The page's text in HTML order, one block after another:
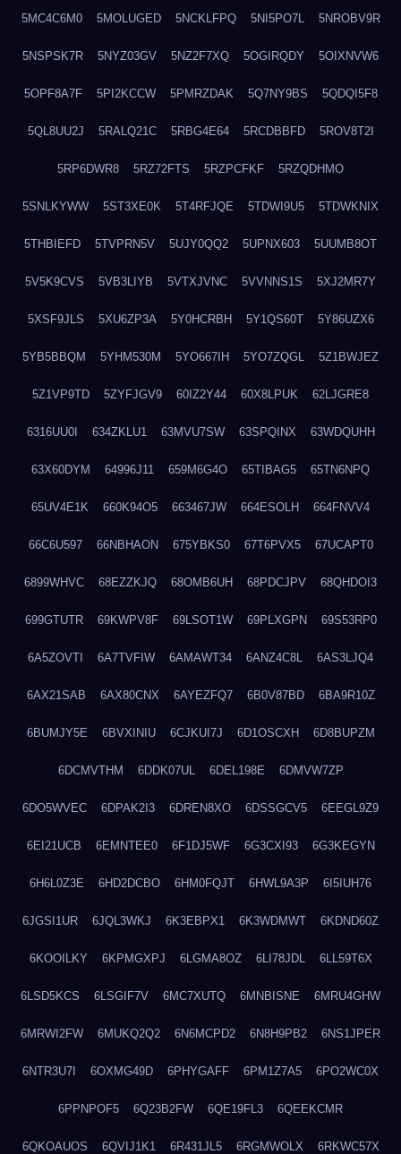
5MC4C6M0 5MOLUGED 5NCKLFPQ 5NI5PO7L 5NROBV9R
5NSPSK7R 5NYZ03GV 5NZ2F7XQ 5OGIRQDY 5OIXNVW6
5OPF8A7F 5PI2KCCW 5PMRZDAK 5Q7NY9BS 5QDQI5F8
5QL8UU2J 5RALQ21C 5RBG4E64 5RCDBBFD 5ROV8T2I
5RP6DWR8 5RZ72FTS 5RZPCFKF 5RZQDHMO
5SNLKYWW 5ST3XE0K 5T4RFJQE 5TDWI9U5 5TDWKNIX
5THBIEFD 5TVPRN5V 5UJY0QQ2 5UPNX603 5UUMB8OT
5V5K9CVS 5VB3LIYB 5VTXJVNC 5VVNNS1S 5XJ2MR7Y
5XSF9JLS 5XU6ZP3A 5Y0HCRBH 5Y1QS60T 5Y86UZX6
5YB5BBQM 5YHM530M 5YO667IH 5YO7ZQGL 5Z1BWJEZ
5Z1VP9TD 5ZYFJGV9 60IZ2Y44 60X8LPUK 62LJGRE8
6316UU0I 634ZKLU1 63MVU7SW 63SPQINX 63WDQUHH
63X60DYM 64996J11 659M6G4O 65TIBAG5 65TN6NPQ
65UV4E1K 660K94O5 663467JW 664ESOLH 664FNVV4
66C6U597 66NBHAON 675YBKS0 67T6PVX5 67UCAPT0
6899WHVC 68EZZKJQ 68OMB6UH 68PDCJPV 68QHDOI3
699GTUTR 69KWPV8F 69LSOT1W 69PLXGPN 69S53RP0
6A5ZOVTI 6A7TVFIW 6AMAWT34 6ANZ4C8L 6AS3LJQ4
6AX21SAB 6AX80CNX 6AYEZFQ7 6B0V87BD 6BA9R10Z
6BUMJY5E 6BVXINIU 6CJKUI7J 6D1OSCXH 6D8BUPZM
6DCMVTHM 6DDK07UL 6DEL198E 6DMVW7ZP
6DO5WVEC 6DPAK2I3 6DREN8XO 6DSSGCV5 6EEGL9Z9
6EI21UCB 6EMNTEE0 6F1DJ5WF 6G3CXI93 6G3KEGYN
6H6L0Z3E 6HD2DCBO 6HM0FQJT 6HWL9A3P 6I5IUH76
6JGSI1UR 6JQL3WKJ 6K3EBPX1 6K3WDMWT 6KDND60Z
6KOOILKY 6KPMGXPJ 6LGMA8OZ 6LI78JDL 6LL59T6X
6LSD5KCS 6LSGIF7V 6MC7XUTQ 6MNBISNE 6MRU4GHW
6MRWI2FW 6MUKQ2Q2 6N6MCPD2 6N8H9PB2 6NS1JPER
6NTR3U7I 6OXMG49D 6PHYGAFF 6PM1Z7A5 6PO2WC0X
6PPNPOF5 6Q23B2FW 6QE19FL3 6QEEKCMR
6QKOAUOS 6QVIJ1K1 6R431JL5 6RGMWOLX 6RKWC57X